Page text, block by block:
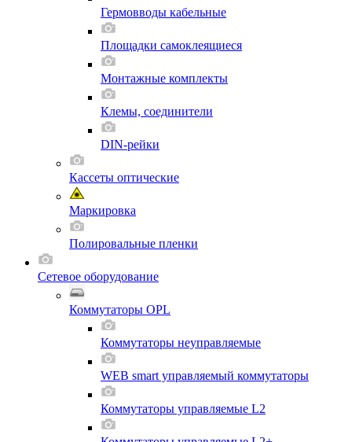
Гермовводы кабельные
Площадки самоклеящиеся
Монтажные комплекты
Клемы, соединители
DIN-рейки
Кассеты оптические
Маркировка
Полировальные пленки
Сетевое оборудование
Коммутаторы OPL
Коммутаторы неуправляемые
WEB smart управляемый коммутаторы
Коммутаторы управляемые L2